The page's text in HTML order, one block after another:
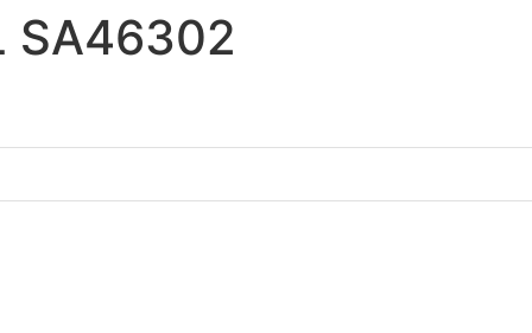
SA46302